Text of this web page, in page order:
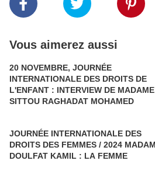
Vous aimerez aussi
20 NOVEMBRE, JOURNÉE
INTERNATIONALE DES DROITS DE
L'ENFANT : INTERVIEW DE MADAME
SITTOU RAGHADAT MOHAMED
JOURNÉE INTERNATIONALE DES
DROITS DES FEMMES / 2024 MADAME
DOULFAT KAMIL : LA FEMME